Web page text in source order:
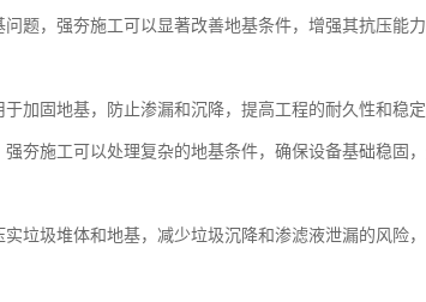
题，强夯施工可以显著改善地基条件，增强其抗压能力
加固地基，防止渗漏和沉降，提高工程的耐久性和稳定
夯施工可以处理复杂的地基条件，确保设备基础稳固
垃圾堆体和地基，减少垃圾沉降和渗滤液泄漏的风险